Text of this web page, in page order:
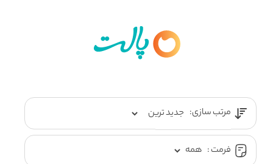
مرتب سازی:
فرمت :